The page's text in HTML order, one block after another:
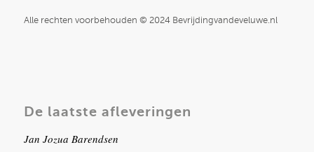
Alle rechten voorbehouden © 2024 Bevrijdingvandeveluwe.nl
De laatste afleveringen
Jan Jozua Barendsen